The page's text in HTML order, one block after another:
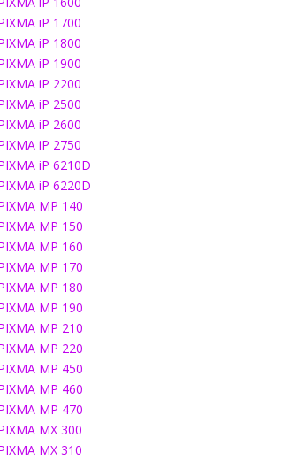
iP 1700
iP 1800
iP 1900
iP 2200
iP 2500
iP 2600
iP 2750
iP 6210D
iP 6220D
MP 140
MP 150
MP 160
MP 170
MP 180
MP 190
MP 210
MP 220
MP 450
MP 460
MP 470
MX 300
MX 310